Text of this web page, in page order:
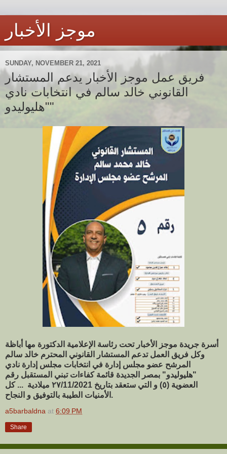
موجز الأخبار
SUNDAY, NOVEMBER 21, 2021
فريق عمل موجز الأخبار يدعم المستشار
القانوني خالد سالم في انتخابات نادي
"هليوليدو"
أسرة جريدة موجز الأخبار تحت رئاسة الإعلامية الدكتورة مها أباظة
وكل فريق العمل تدعم المستشار القانوني المحترم خالد سالم
المرشح عضو مجلس إدارة في انتخابات مجلس إدارة نادي
"هليوليدو" بمصر الجديدة قائمة كفاءات تبني المستقبل رقم
العضوية (٥) و التي ستعقد بتاريخ ٢٧/11/2021 ميلادية ... كل
الأمنيات الطيبة بالتوفيق و النجاح.
a5barbaldna at 6:09 PM
Share